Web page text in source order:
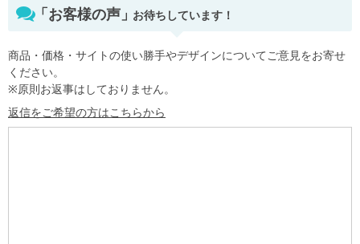
「お客様の声」お待ちしています！
商品・価格・サイトの使い勝手やデザインについてご意見をお寄せ
ください。
※原則お返事はしておりません。
返信をご希望の方はこちらから